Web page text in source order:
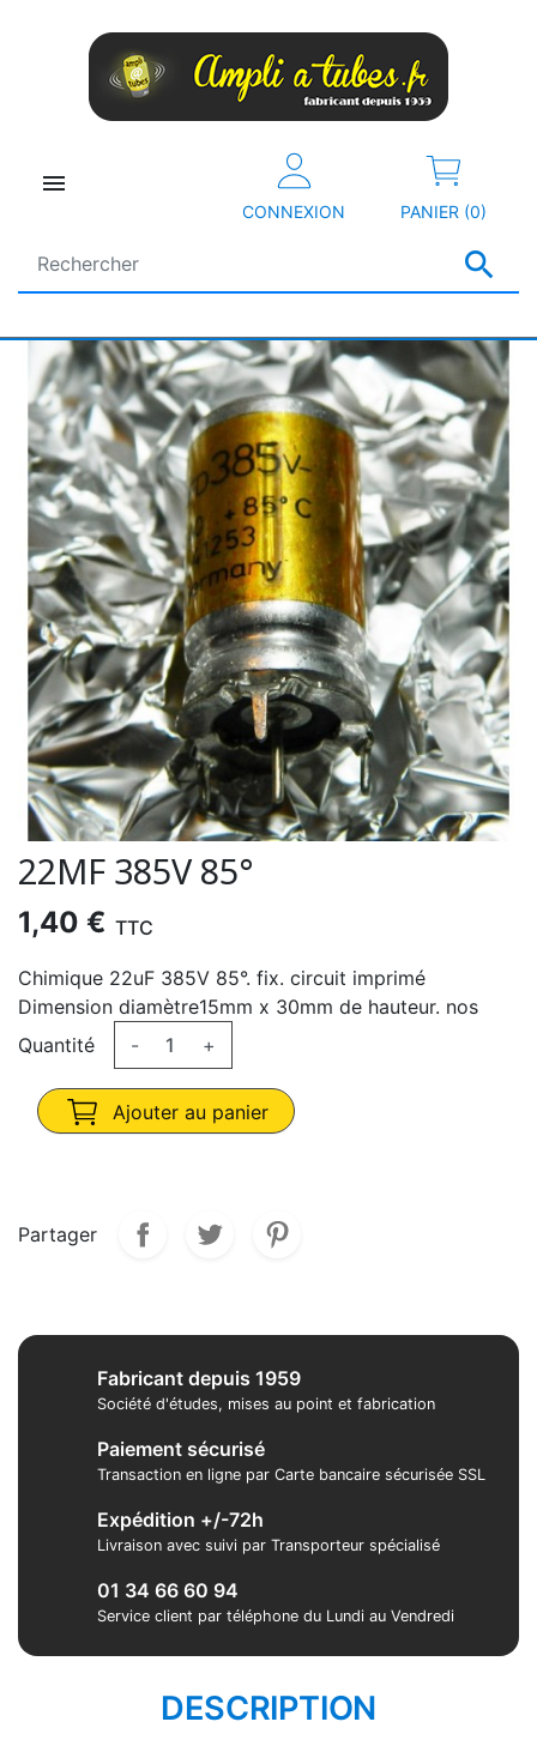


CONNEXION PANIER (0)
22ΜF 385V 85°
1,40 € TTC
Chimique 22uF 385V 85°. fix. circuit imprimé
Dimension diamètre15mm x 30mm de hauteur. nos
Quantité
- +
Ajouter au panier
Partager
Fabricant depuis 1959
Société d'études, mises au point et fabrication
Paiement sécurisé
Transaction en ligne par Carte bancaire sécurisée SSL
Expédition +/-72h
Livraison avec suivi par Transporteur spécialisé
01 34 66 60 94
Service client par téléphone du Lundi au Vendredi
DESCRIPTION